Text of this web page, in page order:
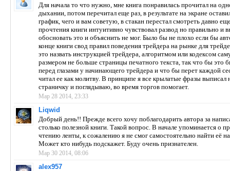
Для начала то что нужно, мне книга понравилась прочитал на
дыхании, потом перечитал еще раз, в результате на экране
график, чего и вам советую, в стакан перестал смотреть давно
прочтения книги интуитивно чувствовал развод но правильно и
обосновать это и объяснить не мог. Было бы не плохо если бы
конце книги свод правил поведения трейдера на рынке для
это назвать инструкцией трейдера, алгоритмом или кодексом
размером не больше страницы печатного текста, так что бы это
перед глазами у начинающего трейдера и что бы перет каждой
читал ее как молитву. В принципе я все крылатые фразы выписал
страничку и поглядываю, во время торгов помогает.
Мар 28 2014, 23:33
Liqwid
Добрый день!! Прежде всего хочу поблагодарить автора за
столько полезной книги. Такой вопрос. В начале упоминается о
чтению ленты, к сожалению я не смог самостоятельно найти её
Может кто нибудь подскажет. Буду очень признателен.
Мар 30 2014, 08:06
alex957